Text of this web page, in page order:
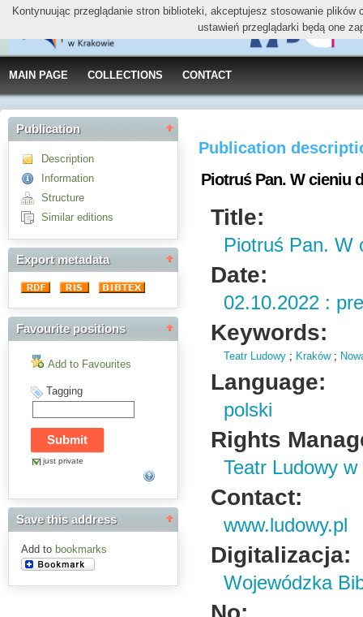
MAIN PAGE COLLECTIONS CONTACT
Publication
Description
Information
Structure
Similar editions
Export metadata
Favourite positions
Add to Favourites
Tagging
just private
Save this address
Add to bookmarks
Publication
Piotruś Pan. W cieniu
Title:
Piotruś Pan. W
Date:
02.10.2022 :
Keywords:
Teatr Ludowy ; Kraków;
Language:
polski
Rights
Teatr Ludowy
Contact:
www.ludowy.pl
Digitalizacja:
Wojewódzka
Kontynuując przeglądanie stron biblioteki, akceptujesz stosowanie
ustawień przeglądarki będą one